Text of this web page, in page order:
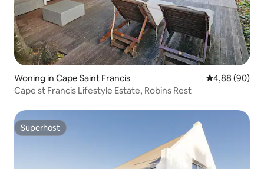
Woning in Cape Saint Francis Gemiddelde
4,88 (90)
Cape st Francis Lifestyle Estate, Robins Rest
Superhost
Superhost